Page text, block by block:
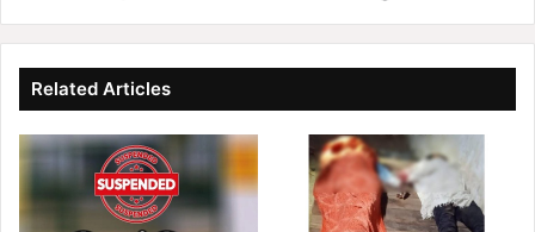
नगर
विधानसभा
में
हुआ।
Related Articles